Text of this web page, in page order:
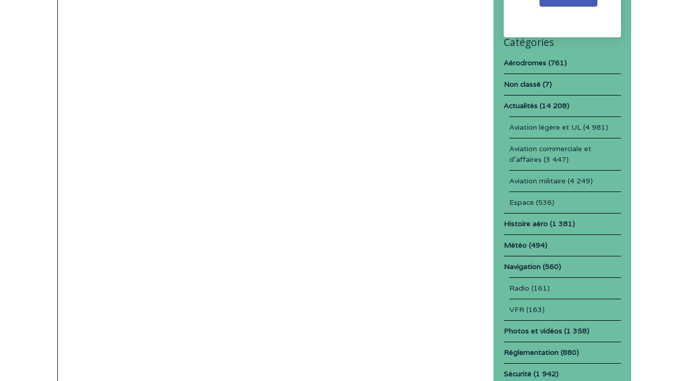
Catégories
Aérodromes(761)
Non classé(7)
Actualités(14 208)
Aviation légère et UL(4 981)
Aviation commerciale et
d'affaires (3 447)
Aviation militaire (4 249)
Espace (536)
Histoire aéro(1 381)
Météo(494)
Navigation(560)
Radio (161)
VFR (163)
Photos et vidéos(1 358)
Réglementation(880)
Sécurité(1 942)